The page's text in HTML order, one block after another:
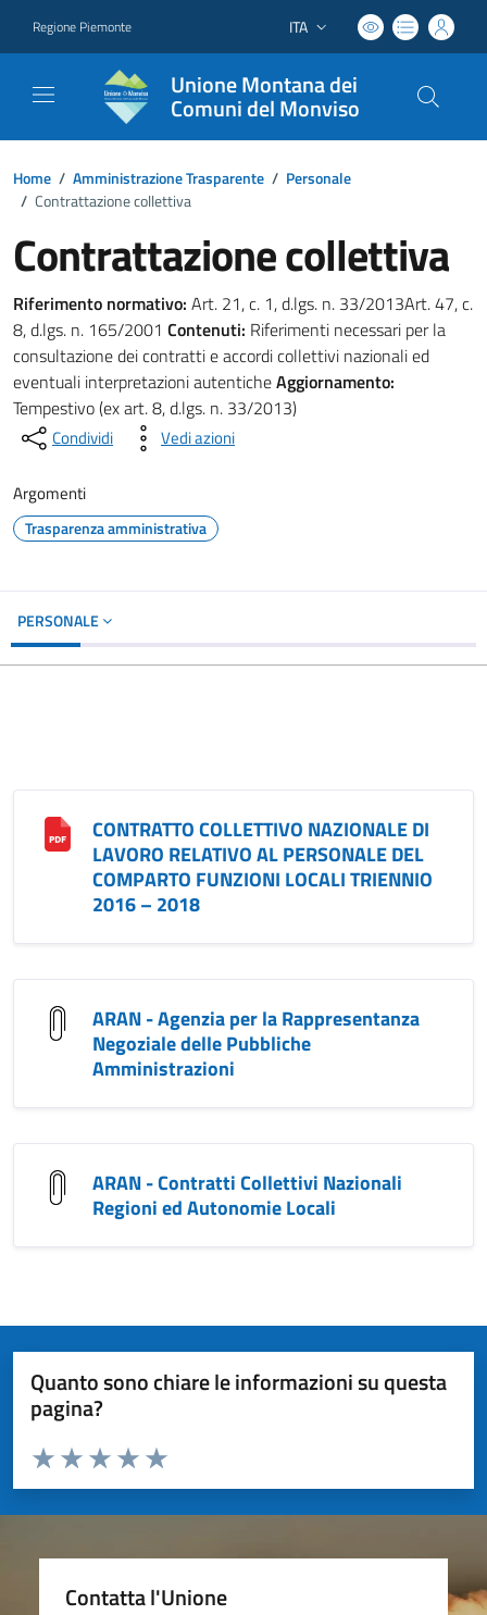
Regione Piemonte Lingua attiva:
ITA
Unione Montana dei
Comuni del Monviso
Home / Amministrazione Trasparente / Personale
/ Contrattazione collettiva
Contrattazione collettiva
Riferimento normativo: Art. 21, c. 1, d.lgs. n. 33/2013Art. 47, c.
8, d.lgs. n. 165/2001 Contenuti: Riferimenti necessari per la
consultazione dei contratti e accordi collettivi nazionali ed
eventuali interpretazioni autenticheAggiornamento:
Tempestivo (ex art. 8, d.lgs. n. 33/2013)
Condividi Vedi azioni
Argomenti
Trasparenza amministrativa
PERSONALE
CONTRATTO COLLETTIVO NAZIONALE DI
LAVORO RELATIVO AL PERSONALE DEL
COMPARTO FUNZIONI LOCALI TRIENNIO
2016 – 2018
ARAN - Agenzia per la Rappresentanza
Negoziale delle Pubbliche
Amministrazioni
ARAN - Contratti Collettivi Nazionali
Regioni ed Autonomie Locali
Quanto sono chiare le informazioni su questa
pagina?
Valuta da 1 a 5 stelle la pagina
Valuta 5 stelle su 5
Valuta 4 stelle su 5
Valuta 3 stelle su 5
Valuta 2 stelle su 5
Valuta 1 stelle su 5
Contatta l'Unione